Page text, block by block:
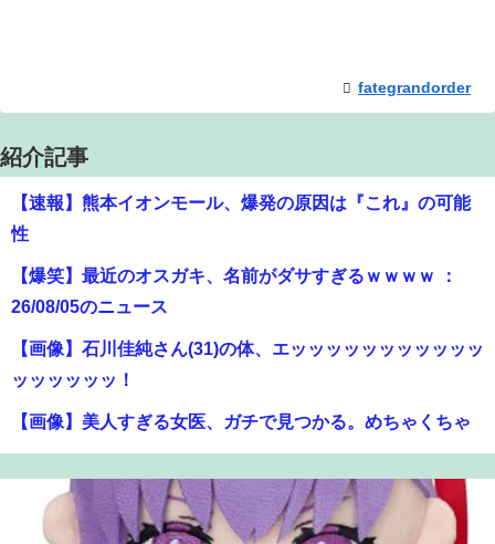
fategrandorder
紹介記事
【速報】熊本イオンモール、爆発の原因は『これ』の可能
性
【爆笑】最近のオスガキ、名前がダサすぎるｗｗｗｗ ：
26/08/05のニュース
【画像】石川佳純さん(31)の体、エッッッッッッッッッッッ
ッッッッッッ！
【画像】美人すぎる女医、ガチで見つかる。めちゃくちゃ
いいべｗｗｗｗ ：26/08/04のニュース
【悲報】映画館の客、ほぼバイオテロレベルのやらかしで
観客が避難する事態にｗｗｗｗ